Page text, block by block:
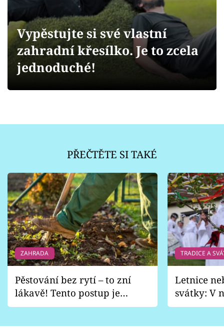
Přihlášení
Sledujte nás
Vypěstujte si své vlastní
zahradní křesílko. Je to zcela
jednoduché!
PŘEČTĚTE SI TAKÉ
ZAHRADA
Pěstování bez rytí – to zní
lákavě! Tento postup je
vhodný jen pro některé
TRADICE A
Letnice
svátky: V
pondělí